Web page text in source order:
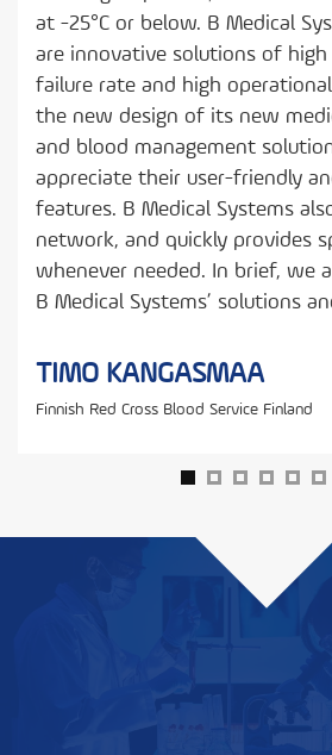
at -25°C or below. B Medical
are innovative solutions of
failure rate and high
the new design of its new
and blood management
appreciate their user-friendly
features. B Medical Systems
network, and quickly provides
whenever needed. In brief, we
B Medical Systems’ solutions
TIMO KANGASMAA
Finnish Red Cross Blood Service Finland